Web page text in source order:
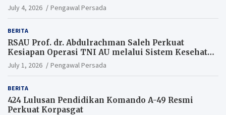
July 4, 2026 Pengawal Persada
BERITA
RSAU Prof. dr. Abdulrachman Saleh Perkuat
Kesiapan Operasi TNI AU melalui Sistem Kesehatan
Andal
July 1, 2026 Pengawal Persada
BERITA
424 Lulusan Pendidikan Komando A-49 Resmi
Perkuat Korpasgat